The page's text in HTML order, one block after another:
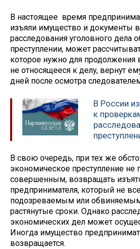
В настоящее время
изъяли имущество и документы
расследования уголовного дела
преступлении, может
которое нужно для продолжения
не относящееся к делу, вернут
дней после осмотра
В России
к
В свою очередь, при тех же
экономическое преступление не
совершенным, возвращать
предпринимателя, который не
подозреваемым или
растянутые сроки. Однако
экономических дел может
Иногда имущество
возвращается.